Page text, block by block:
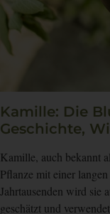
Kamille: Die
Geschichte,
Kamille, auch bekannt
Pflanze mit einer
Jahrtausenden wird sie
geschätzt und